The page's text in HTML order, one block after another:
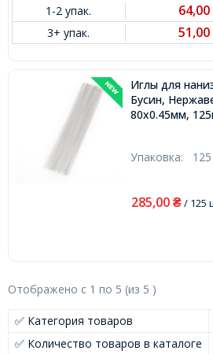
1-2 упак.
64,00
3+ упак. 51,00
Иглы для
Бусин,
80х0.45мм,
Упаковка:
285,00 ₴/ 125
Отображено с 1 по 5 (из 5 )
✅ Категория товаров
✅ Количество товаров в каталоге